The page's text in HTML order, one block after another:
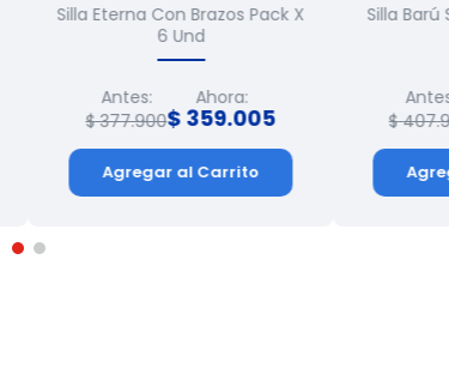
Silla Eterna Con Brazos Pack X
6 Und
Antes:
$ 377.900
Ahora:
$ 359.005
Agregar al Carrito
Silla Barú
$ 407.